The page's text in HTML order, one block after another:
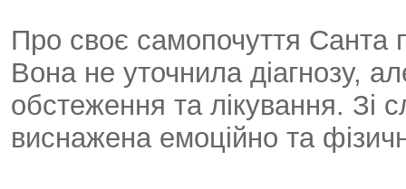
Про своє самопочуття Санта
Вона не уточнила діагнозу,
обстеження та лікування. Зі
виснажена емоційно та